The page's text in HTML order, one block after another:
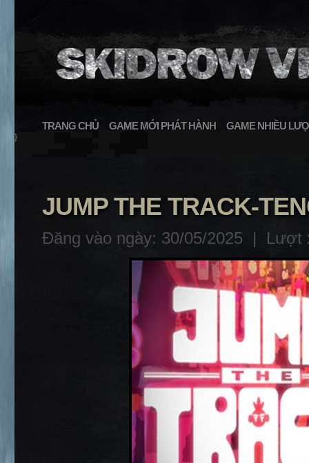
TRANG CHỦ GAME MỚI PHÁT HÀNH GAME NHIỀU
}
JUMP THE TRACK-
Đăng vào ngày: 30/05/2025 | Lượt